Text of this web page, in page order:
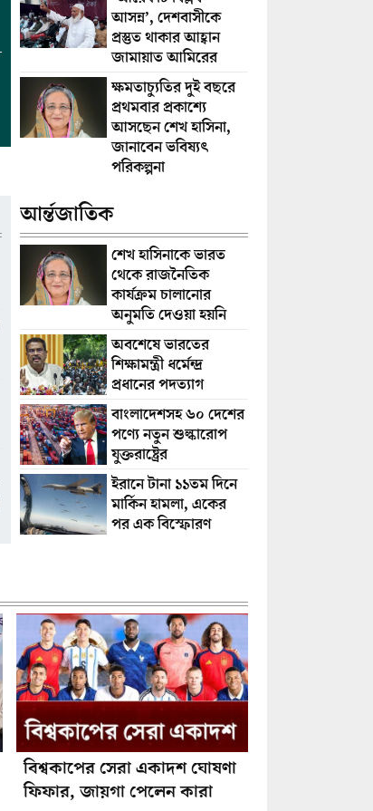
আসন্ন’, দেশবাসীকে
প্রস্তুত থাকার আহ্বান
জামায়াত আমিরের
ক্ষমতাচ্যুতির দুই বছরে
প্রথমবার প্রকাশ্যে
আসছেন শেখ হাসিনা,
জানাবেন ভবিষ্যৎ
পরিকল্পনা
আর্ন্তজাতিক
শেখ হাসিনাকে ভারত
থেকে রাজনৈতিক
কার্যক্রম চালানোর
অনুমতি দেওয়া হয়নি
অবশেষে ভারতের
শিক্ষামন্ত্রী ধর্মেন্দ্র
প্রধানের পদত্যাগ
বাংলাদেশসহ ৬০ দেশের
পণ্যে নতুন শুল্কারোপ
যুক্তরাষ্ট্রের
ইরানে টানা ১১তম দিনে
মার্কিন হামলা, একের
পর এক বিস্ফোরণ
বিশ্বকাপের সেরা একাদশ ঘোষণা
ফিফার, জায়গা পেলেন কারা